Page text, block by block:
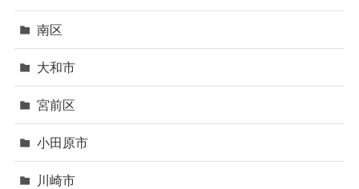
南区
大和市
宮前区
小田原市
川崎市